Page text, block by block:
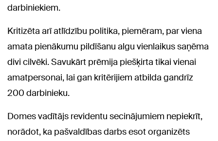
darbiniekiem.
Kritizēta arī atlīdzību politika, piemēram, par viena
amata pienākumu pildīšanu algu vienlaikus saņēma
divi cilvēki. Savukārt prēmija piešķirta tikai vienai
amatpersonai, lai gan kritērijiem atbilda gandrīz
200 darbinieku.
Domes vadītājs revidentu secinājumiem nepiekrīt,
norādot, ka pašvaldības darbs esot organizēts